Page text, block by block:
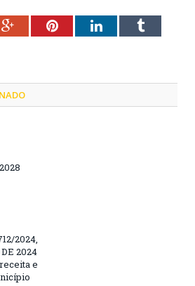
Google+PinterestLinkedInTumblr
2024,
2024
e